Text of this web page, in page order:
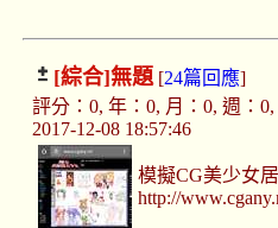
[綜合]無題[24篇回應]
評分：0, 年：0, 月：0, 週：
2017-12-08 18:57:46
模擬CG美少女
http://